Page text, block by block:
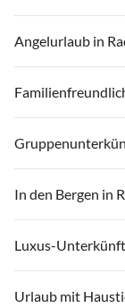
Angelurlaub in
In den Bergen in
Luxus-
Urlaub mit